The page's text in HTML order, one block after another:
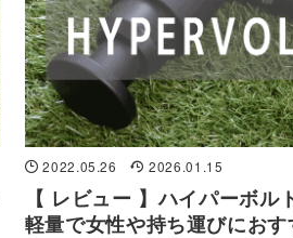
2022.05.26 2026.01.15
【 レビュー 】ハイパーボル
軽量で女性や持ち運びにお